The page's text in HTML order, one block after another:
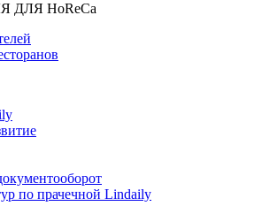
ДЛЯ HoReCa
по прачечной Lindaily